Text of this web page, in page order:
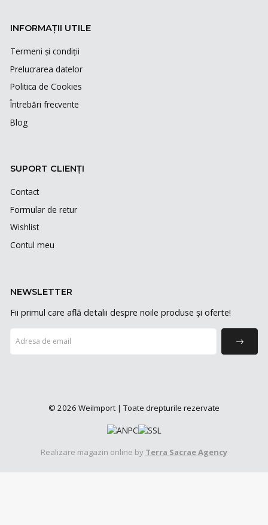
INFORMAȚII UTILE
Termeni și condiții
Prelucrarea datelor
Politica de Cookies
Întrebări frecvente
Blog
SUPORT CLIENȚI
Contact
Formular de retur
Wishlist
Contul meu
NEWSLETTER
Fii primul care află detalii despre noile produse și oferte!
© 2026 WeiImport | Toate drepturile rezervate
Realizare magazin online by Terra Sacrae Agency